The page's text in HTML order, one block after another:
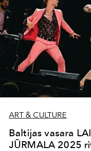
ART & CULTURE
Baltijas vasara
JŪRMALA 2025